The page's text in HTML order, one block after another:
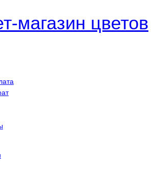
магазин цветов